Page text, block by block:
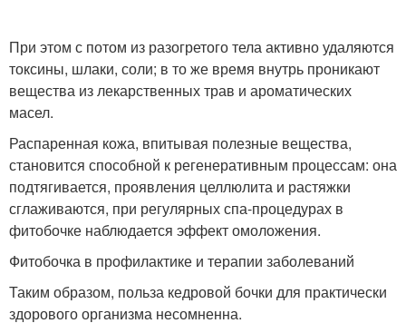
При этом с потом из разогретого тела активно удаляются
токсины, шлаки, соли; в то же время внутрь проникают
вещества из лекарственных трав и ароматических
масел.
Распаренная кожа, впитывая полезные вещества,
становится способной к регенеративным процессам: она
подтягивается, проявления целлюлита и растяжки
сглаживаются, при регулярных спа-процедурах в
фитобочке наблюдается эффект омоложения.
Фитобочка в профилактике и терапии заболеваний
Таким образом, польза кедровой бочки для практически
здорового организма несомненна.